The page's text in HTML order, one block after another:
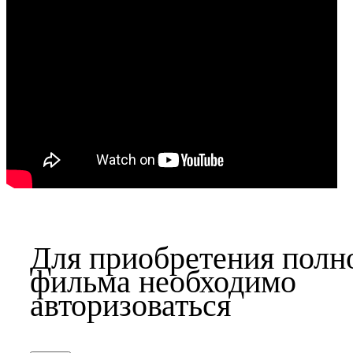
Для приобретения
фильма необходимо
авторизоваться